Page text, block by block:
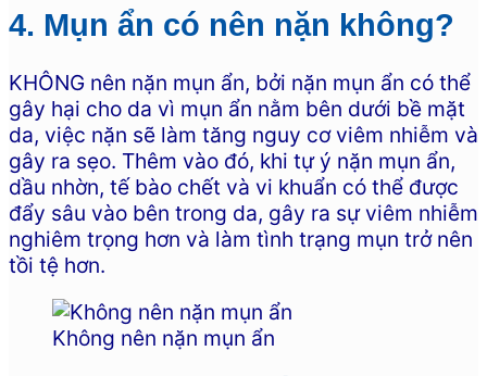
4. Mụn ẩn có nên nặn không?
KHÔNG nên nặn mụn ẩn, bởi nặn mụn ẩn có thể
gây hại cho da vì mụn ẩn nằm bên dưới bề mặt
da, việc nặn sẽ làm tăng nguy cơ viêm nhiễm và
gây ra sẹo. Thêm vào đó, khi tự ý nặn mụn ẩn,
dầu nhờn, tế bào chết và vi khuẩn có thể được
đẩy sâu vào bên trong da, gây ra sự viêm nhiễm
nghiêm trọng hơn và làm tình trạng mụn trở nên
tồi tệ hơn.
Không nên nặn mụn ẩn